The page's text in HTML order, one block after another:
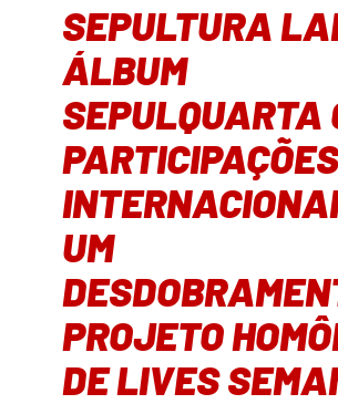
SEPULTURA
ÁLBUM
SEPULQUARTA
PARTICIPAÇÕES
UM
PROJETO
DE LIVES